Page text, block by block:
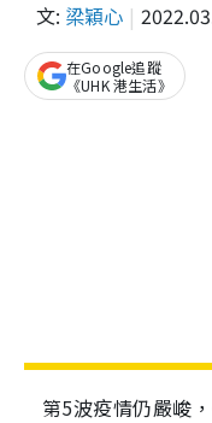
文: 梁穎心
在Google追蹤
《UHK 港生活》
第5波疫情仍嚴峻